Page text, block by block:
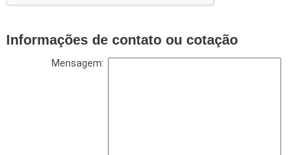
Informações de contato ou cotação
Mensagem: